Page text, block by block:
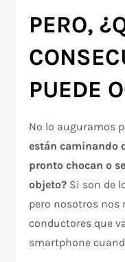
PERO,
PUEDE
No lo auguramos
están caminando
pronto chocan o
objeto? Si son de
pero nosotros nos
conductores que
smartphone